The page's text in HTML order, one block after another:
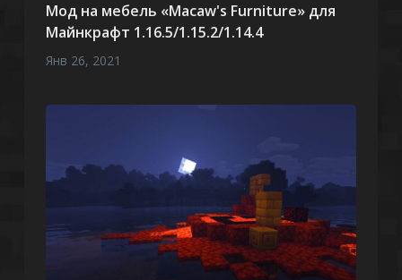
Мод на мебель «Macaw's Furniture» для
Майнкрафт 1.16.5/1.15.2/1.14.4
Янв 26, 2021